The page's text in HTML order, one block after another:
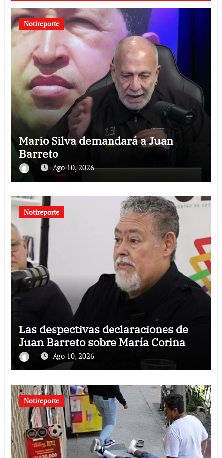
Notireporte
Mario Silva demandará a Juan
Barreto
Ago 10, 2026
Notireporte
Las despectivas declaraciones de
Juan Barreto sobre María Corina
Ago 10, 2026
Notireporte